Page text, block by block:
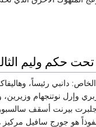
دانبي رئيساً،
وإرل نوتنجهام وزيرين،
بيرنت أسقف
هو جورج سافيل مركيز